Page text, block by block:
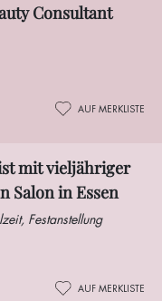
Consultant
AUF MERKLISTE
mit vieljähriger
Salon in Essen
Festanstellung
AUF MERKLISTE